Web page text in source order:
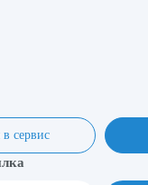
в сервис